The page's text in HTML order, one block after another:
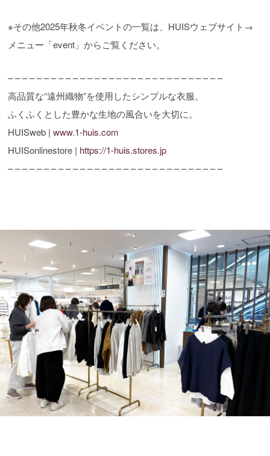
※その他2025年秋冬イベントの一覧は、HUISウェブサイト→
メニュー「event」からご覧ください。
– – – – – – – – – – – – – – – – – – – – – – – – – – – – – –
高品質な“遠州織物”を使用したシンプルな衣服。
ふくふくとした豊かな生地の風合いを大切に。
HUISweb |www.1-huis.com
HUISonlinestore | https://1-huis.stores.jp
– – – – – – – – – – – – – – – – – – – – – – – – – – – – – –